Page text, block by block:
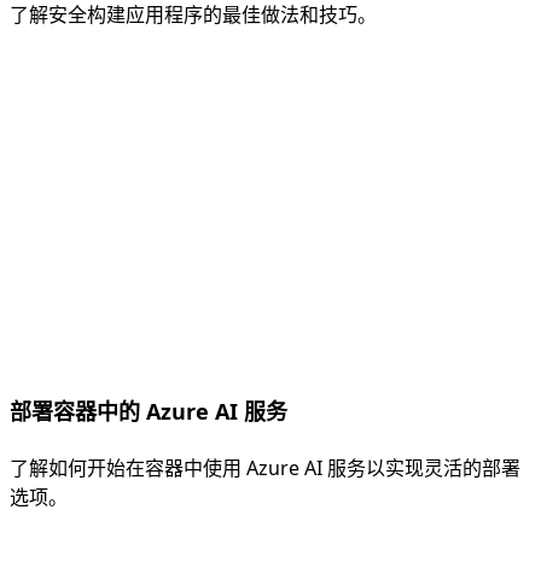
了解安全构建应用程序的最佳做法和技巧。
部署容器中的 Azure AI 服务
了解如何开始在容器中使用 Azure AI 服务以实现灵活的部署
选项。